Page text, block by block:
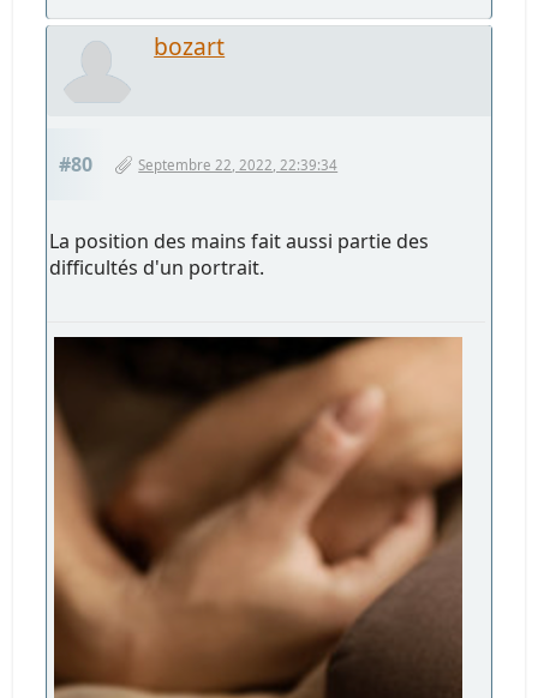
bozart
#80 Septembre 22, 2022, 22:39:34
La position des mains fait aussi partie des
difficultés d'un portrait.